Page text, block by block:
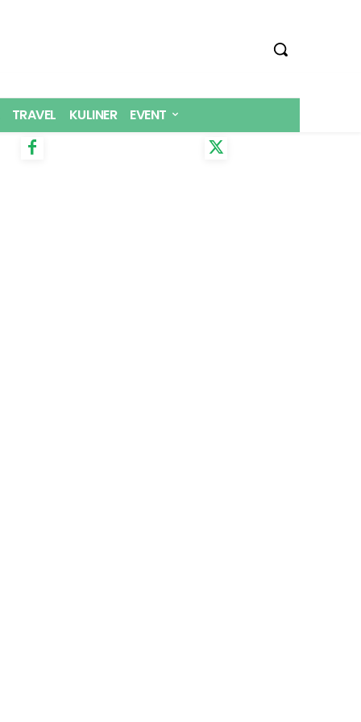
TRAVEL KULINER EVENT